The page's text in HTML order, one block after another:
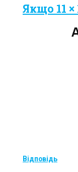
Якщо 11 ×
Відповідь